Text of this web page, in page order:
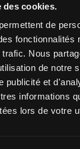
des cookies.
de
fonctionnalités
Nous
de notre
publicité et
informations
lors de votre
sont à
portée
de
main.
Mais
seulement
pour
peu de